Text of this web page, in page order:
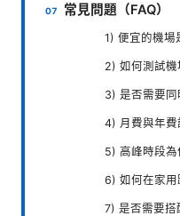
常見問題（FAQ）
1) 便宜的機場
2) 如何測試機
3) 是否需要同
4) 月費與年費
5) 高峰時段為
6) 如何在家用
7) 是否需要搭